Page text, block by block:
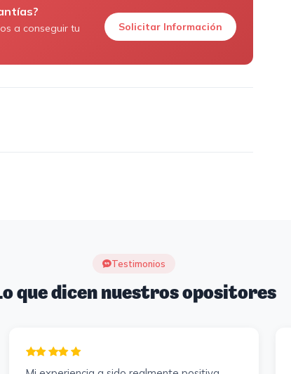
a conseguir tu
Solicitar Información
Testimonios
que dicen nuestros opositores